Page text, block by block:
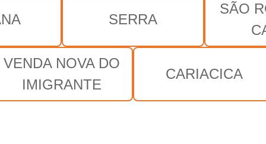
SERRA
SÃO
VENDA NOVA DO
IMIGRANTE
CARIACICA